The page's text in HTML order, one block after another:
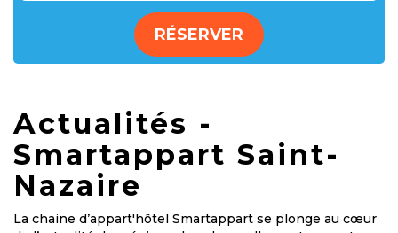
RÉSERVER
Actualités -
Smartappart Saint-
Nazaire
La chaine d’appart'hôtel Smartappart se plonge au cœur